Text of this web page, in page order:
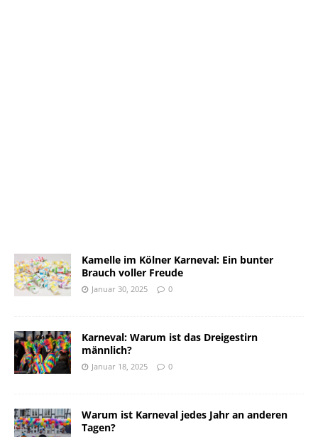
Kamelle im Kölner Karneval: Ein bunter
Brauch voller Freude
Januar 30, 2025 0
Karneval: Warum ist das Dreigestirn
männlich?
Januar 18, 2025 0
Warum ist Karneval jedes Jahr an anderen
Tagen?